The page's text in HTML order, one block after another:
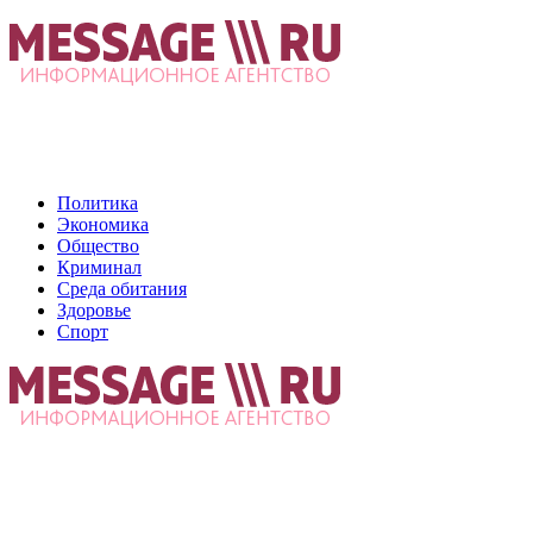
Политика
Экономика
Общество
Криминал
Среда обитания
Здоровье
Спорт